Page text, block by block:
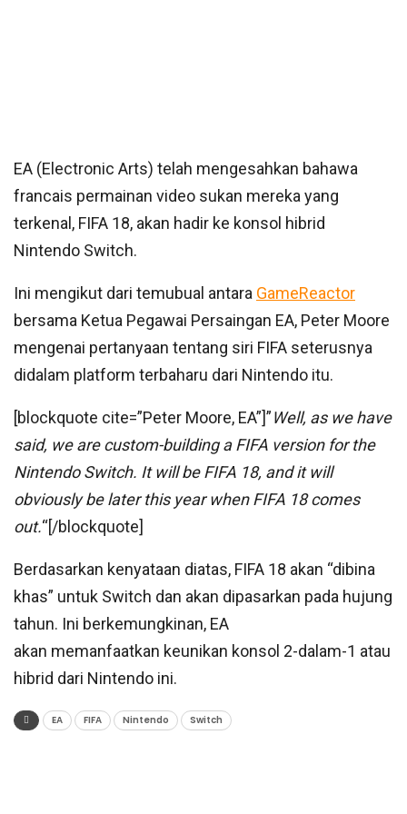
EA (Electronic Arts) telah mengesahkan bahawa
francais permainan video sukan mereka yang
terkenal, FIFA 18, akan hadir ke konsol hibrid
Nintendo Switch.
Ini mengikut dari temubual antara GameReactor
bersama Ketua Pegawai Persaingan EA, Peter Moore
mengenai pertanyaan tentang siri FIFA seterusnya
didalam platform terbaharu dari Nintendo itu.
[blockquote cite=”Peter Moore, EA”]”Well, as we have
said, we are custom-building a FIFA version for the
Nintendo Switch. It will be FIFA 18, and it will
obviously be later this year when FIFA 18 comes
out.“[/blockquote]
Berdasarkan kenyataan diatas, FIFA 18 akan “dibina
khas” untuk Switch dan akan dipasarkan pada hujung
tahun. Ini berkemungkinan, EA
akan memanfaatkan keunikan konsol 2-dalam-1 atau
hibrid dari Nintendo ini.
EA FIFA Nintendo Switch